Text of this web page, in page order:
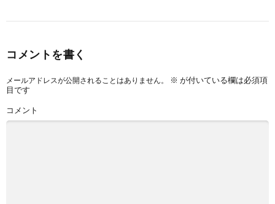
コメントを書く
メールアドレスが公開されることはありません。 ※ が付いている欄は必須項
目です
コメント